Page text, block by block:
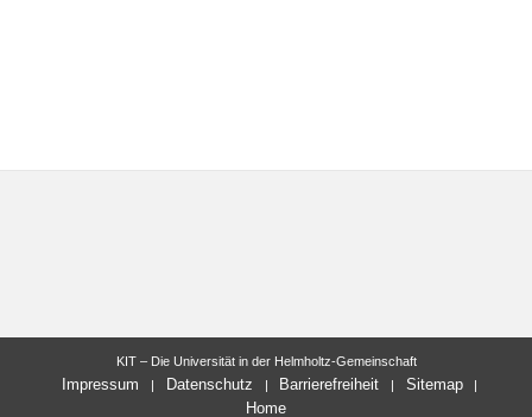
KIT – Die Universität in der Helmholtz-Gemeinschaft
Impressum Datenschutz Barrierefreiheit
Sitemap
Home